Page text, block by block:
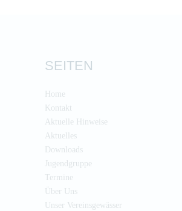
SEITEN
Home
Kontakt
Aktuelle Hinweise
Aktuelles
Downloads
Jugendgruppe
Termine
Über Uns
Unser Vereinsgewässer